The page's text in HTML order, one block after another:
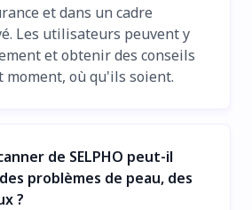
et dans un cadre
Les utilisateurs peuvent y
et obtenir des conseils
moment, où qu'ils soient.
de SELPHO peut-il
problèmes de peau, des
?